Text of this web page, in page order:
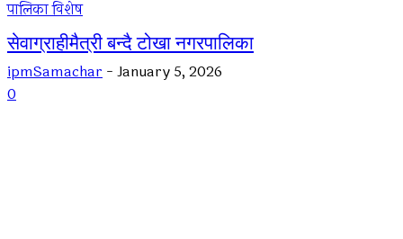
पालिका विशेष
सेवाग्राहीमैत्री बन्दै टोखा नगरपालिका
ipmSamachar - January 5, 2026
0